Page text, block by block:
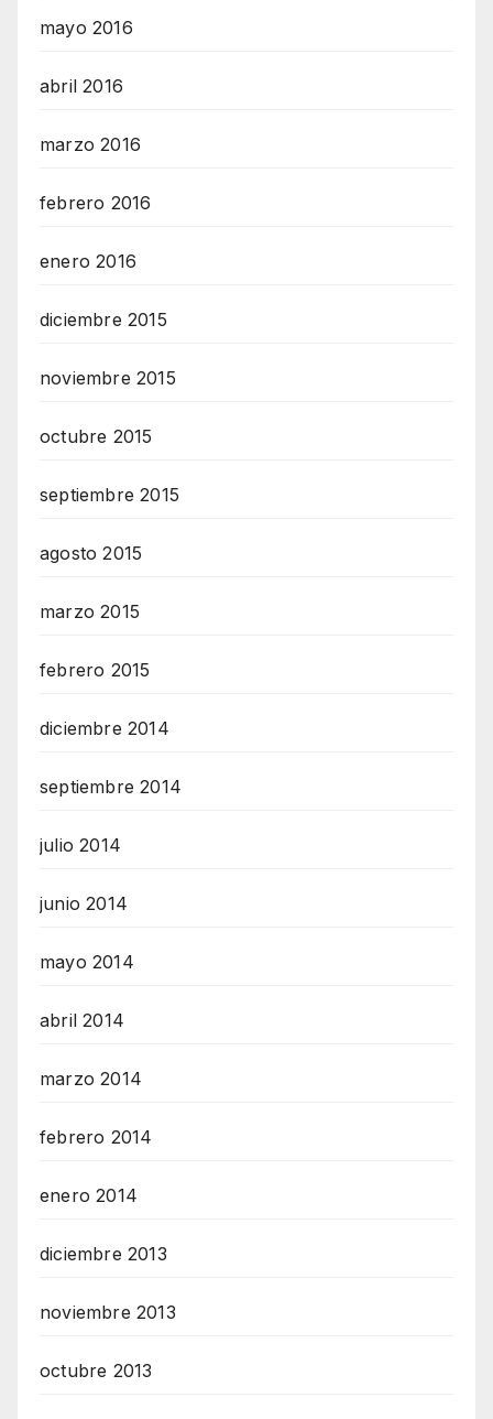
mayo 2016
abril 2016
marzo 2016
febrero 2016
enero 2016
diciembre 2015
noviembre 2015
octubre 2015
septiembre 2015
agosto 2015
marzo 2015
febrero 2015
diciembre 2014
septiembre 2014
julio 2014
junio 2014
mayo 2014
abril 2014
marzo 2014
febrero 2014
enero 2014
diciembre 2013
noviembre 2013
octubre 2013